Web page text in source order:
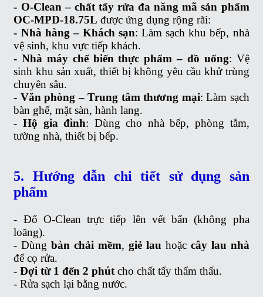
- O-Clean – chất tẩy rửa đa năng mã sản phẩm
OC-MPD-18.75L được ứng dụng rộng rãi:
- Nhà hàng – Khách sạn: Làm sạch khu bếp, nhà
vệ sinh, khu vực tiếp khách.
- Nhà máy chế biến thực phẩm – đồ uống: Vệ
sinh khu sản xuất, thiết bị không yêu cầu khử trùng
chuyên sâu.
- Văn phòng – Trung tâm thương mại: Làm sạch
bàn ghế, mặt sàn, hành lang.
- Hộ gia đình: Dùng cho nhà bếp, phòng tắm,
tường nhà, thiết bị bếp.
5. Hướng dẫn chi tiết sử dụng sản
phẩm
- Đổ O-Clean trực tiếp lên vết bẩn (không pha
loãng).
- Dùngbàn chải mềm,giẻ lau hoặc cây lau nhà
để cọ rửa.
- Đợi từ 1 đến 2 phút cho chất tẩy thẩm thấu.
- Rửa sạch lại bằng nước.